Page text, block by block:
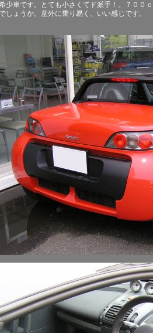
少車です。とても小さくてド派手！。７００
でしょうか。意外に乗り易く、いい感じです。